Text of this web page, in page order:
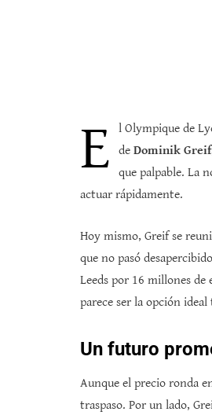
E
l Olympique de
de Dominik Greif
que palpable. La
actuar rápidamente.
Hoy mismo, Greif se
que no pasó
Leeds por 16 millones de
parece ser la opción
Un futuro
Aunque el precio ronda
traspaso. Por un lado,